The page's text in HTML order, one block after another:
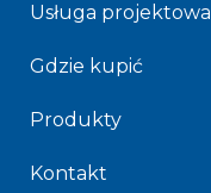
Usługa projektowa
Gdzie kupić
Produkty
Kontakt